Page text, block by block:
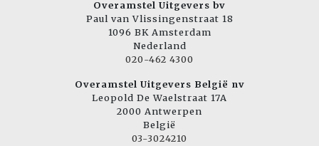
Overamstel Uitgevers bv
Paul van Vlissingenstraat 18
1096 BK Amsterdam
Nederland
020-462 4300
Overamstel Uitgevers België nv
Leopold De Waelstraat 17A
2000 Antwerpen
België
03-3024210